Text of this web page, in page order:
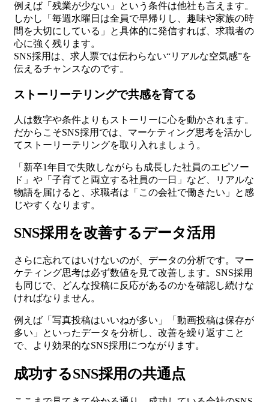
例えば「残業が少ない」という条件は他社も言えます。
しかし「毎週水曜日は全員で早帰りし、趣味や家族の時
間を大切にしている」と具体的に発信すれば、求職者の
心に強く残ります。
SNS採用は、求人票では伝わらない“リアルな空気感”を
伝えるチャンスなのです。
ストーリーテリングで共感を育てる
人は数字や条件よりもストーリーに心を動かされます。
だからこそSNS採用では、マーケティング思考を活かし
てストーリーテリングを取り入れましょう。
「新卒1年目で失敗しながらも成長した社員のエピソー
ド」や「子育てと両立する社員の一日」など、リアルな
物語を届けると、求職者は「この会社で働きたい」と感
じやすくなります。
SNS採用を改善するデータ活用
さらに忘れてはいけないのが、データの分析です。マー
ケティング思考は必ず数値を見て改善します。SNS採用
も同じで、どんな投稿に反応があるのかを確認し続けな
ければなりません。
例えば「写真投稿はいいねが多い」「動画投稿は保存が
多い」といったデータを分析し、改善を繰り返すこと
で、より効果的なSNS採用につながります。
成功するSNS採用の共通点